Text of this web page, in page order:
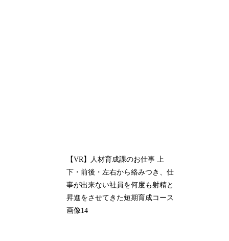
【VR】人材育成課のお仕事 上
下・前後・左右から絡みつき、仕
事が出来ない社員を何度も射精と
昇進をさせてきた短期育成コース
画像14